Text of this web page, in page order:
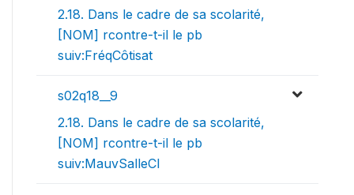
2.18. Dans le cadre de sa scolarité,
[NOM] rcontre-t-il le pb
suiv:FréqCôtisat
s02q18__9
2.18. Dans le cadre de sa scolarité,
[NOM] rcontre-t-il le pb
suiv:MauvSalleCl